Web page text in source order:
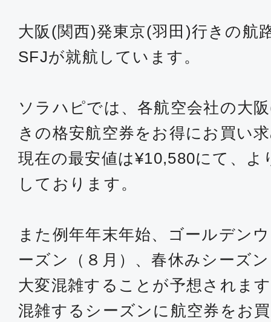
大阪(関西)発東京(羽田)行きの航
SFJが就航しています。
ソラハピでは、各航空会社の大
きの格安航空券をお得にお買い
現在の最安値は¥10,580にて、
しております。
また例年年末年始、ゴールデン
ーズン（８月）、春休みシーズ
大変混雑することが予想されま
混雑するシーズンに航空券をお